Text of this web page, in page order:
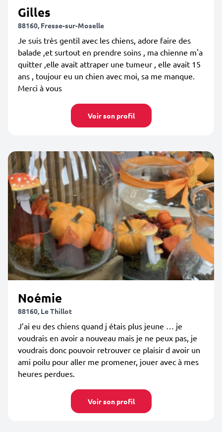
Gilles
88160, Fresse-sur-Moselle
Je suis très gentil avec les chiens, adore faire des
balade ,et surtout en prendre soins , ma chienne m'a
quitter ,elle avait attraper une tumeur , elle avait 15
ans , toujour eu un chien avec moi, sa me manque.
Merci à vous
Voir son profil
Noémie
88160, Le Thillot
J’ai eu des chiens quand j étais plus jeune … je
voudrais en avoir a nouveau mais je ne peux pas, je
voudrais donc pouvoir retrouver ce plaisir d avoir un
ami poilu pour aller me promener, jouer avec à mes
heures perdues.
Voir son profil